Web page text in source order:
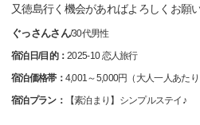
又徳島行く機会があればよろしくお願
ぐっさんさん/30代男性
宿泊日/目的：2025-10 恋人旅行
宿泊価格帯： 4,001～5,000円（大人一人あたり
宿泊プラン：
【素泊まり】シンプルステイ♪